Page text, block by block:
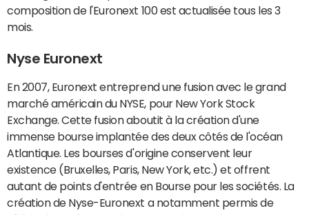
composition de l'Euronext 100 est actualisée tous les 3
mois.
Nyse Euronext
En 2007, Euronext entreprend une fusion avec le grand
marché américain du NYSE, pour New York Stock
Exchange. Cette fusion aboutit à la création d'une
immense bourse implantée des deux côtés de l'océan
Atlantique. Les bourses d'origine conservent leur
existence (Bruxelles, Paris, New York, etc.) et offrent
autant de points d'entrée en Bourse pour les sociétés. La
création de Nyse-Euronext a notamment permis de